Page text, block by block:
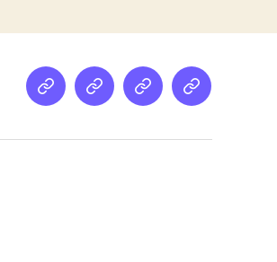
Netz
Medienstreamletter
Podcast